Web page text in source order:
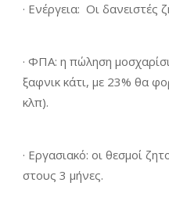
· Ενέργεια: Οι
· ΦΠΑ: η πώληση
ξαφνικ κάτι, με 23% θα
κλπ).
· Εργασιακό: οι θεσμοί
στους 3 μήνες.